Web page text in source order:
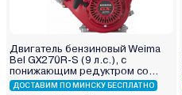
Двигатель бензиновый Weima
Bel GX270R-S (9 л.с.), с
понижающим редуктром со
сцеплением
ДОСТАВИМ ПО МИНСКУ БЕСПЛАТНО